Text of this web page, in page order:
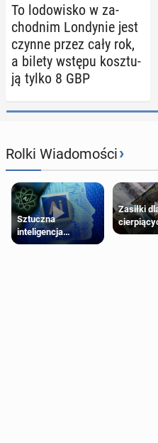
To lo­do­wi­sko w za­
chod­nim Lon­dy­nie jest
czynne przez cały rok,
a bilety wstępu kosz­tu­
ją tylko 8 GBP
Rolki Wiadomości›
Sztuczna
inteligencja
próbowała oszukać
Zasiłki